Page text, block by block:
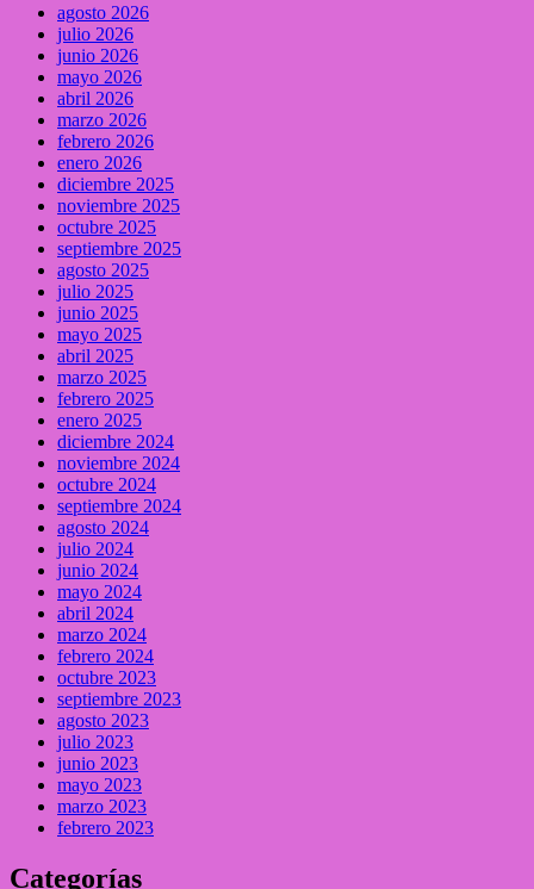
agosto 2026
julio 2026
junio 2026
mayo 2026
abril 2026
marzo 2026
febrero 2026
enero 2026
diciembre 2025
noviembre 2025
octubre 2025
septiembre 2025
agosto 2025
julio 2025
junio 2025
mayo 2025
abril 2025
marzo 2025
febrero 2025
enero 2025
diciembre 2024
noviembre 2024
octubre 2024
septiembre 2024
agosto 2024
julio 2024
junio 2024
mayo 2024
abril 2024
marzo 2024
febrero 2024
octubre 2023
septiembre 2023
agosto 2023
julio 2023
junio 2023
mayo 2023
marzo 2023
febrero 2023
Categorías